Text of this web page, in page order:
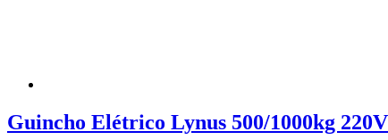
Guincho Elétrico Lynus 500/1000kg